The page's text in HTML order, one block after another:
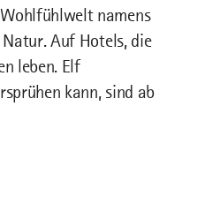
namens
Auf Hotels, die
leben. Elf
kann, sind ab